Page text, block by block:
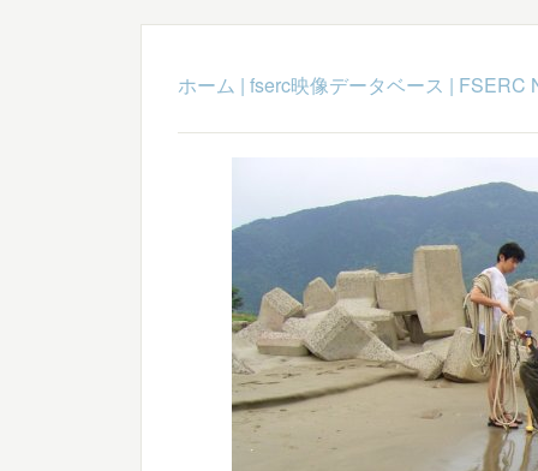
ホーム | fserc映像データベース | FSERC